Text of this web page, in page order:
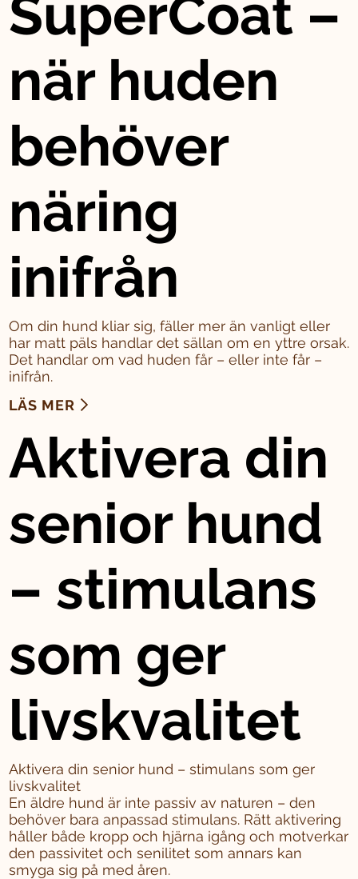
SuperCoat –
när huden
behöver
näring
inifrån
Om din hund kliar sig, fäller mer än vanligt eller
har matt päls handlar det sällan om en yttre orsak.
Det handlar om vad huden får – eller inte får –
inifrån.
LÄS MER
Aktivera din
senior hund
– stimulans
som ger
livskvalitet
Aktivera din senior hund – stimulans som ger
livskvalitet
En äldre hund är inte passiv av naturen – den
behöver bara anpassad stimulans. Rätt aktivering
håller både kropp och hjärna igång och motverkar
den passivitet och senilitet som annars kan
smyga sig på med åren.